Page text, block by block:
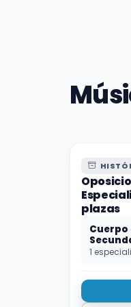
plazas
Cuerpo
1